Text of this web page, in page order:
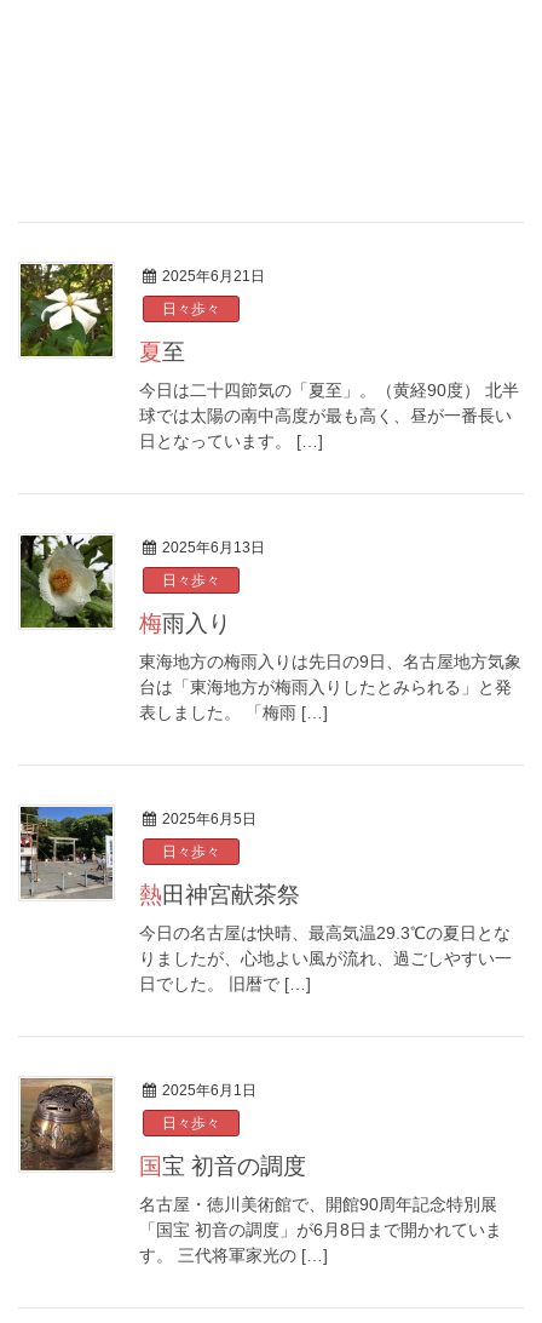
2025年6月21日
日々歩々
夏至
今日は二十四節気の「夏至」。（黄経90度） 北半
球では太陽の南中高度が最も高く、昼が一番長い
日となっています。 […]
2025年6月13日
日々歩々
梅雨入り
東海地方の梅雨入りは先日の9日、名古屋地方気象
台は「東海地方が梅雨入りしたとみられる」と発
表しました。 「梅雨 […]
2025年6月5日
日々歩々
熱田神宮献茶祭
今日の名古屋は快晴、最高気温29.3℃の夏日とな
りましたが、心地よい風が流れ、過ごしやすい一
日でした。 旧暦で […]
2025年6月1日
日々歩々
国宝 初音の調度
名古屋・徳川美術館で、開館90周年記念特別展
「国宝 初音の調度」が6月8日まで開かれていま
す。 三代将軍家光の […]